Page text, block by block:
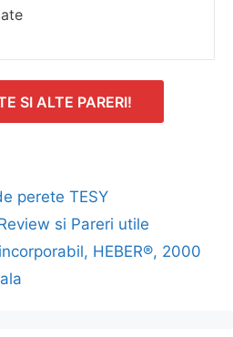
SI ALTE PARERI!
perete TESY
si Pareri utile
HEBER®, 2000